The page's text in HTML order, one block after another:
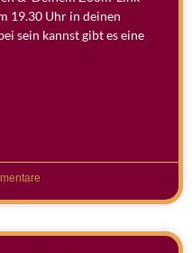
19.30 Uhr in deinen
sein kannst gibt es eine